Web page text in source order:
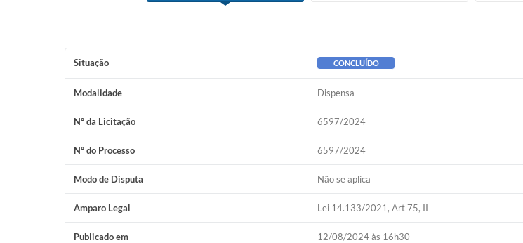
Situação CONCLUÍDO
Modalidade Dispensa
Nº da Licitação 6597/2024
Nº do Processo 6597/2024
Modo de Disputa Não se aplica
Amparo Legal Lei 14.133/2021, Art 75, II
Publicado em 12/08/2024 às 16h30